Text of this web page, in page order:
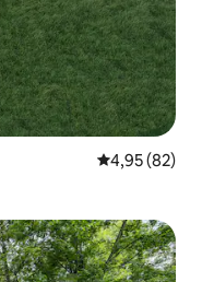
4,95 (82)